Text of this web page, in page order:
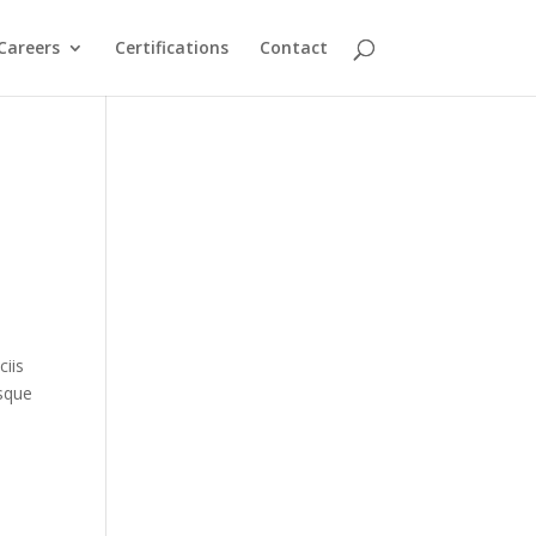
Certifications Contact